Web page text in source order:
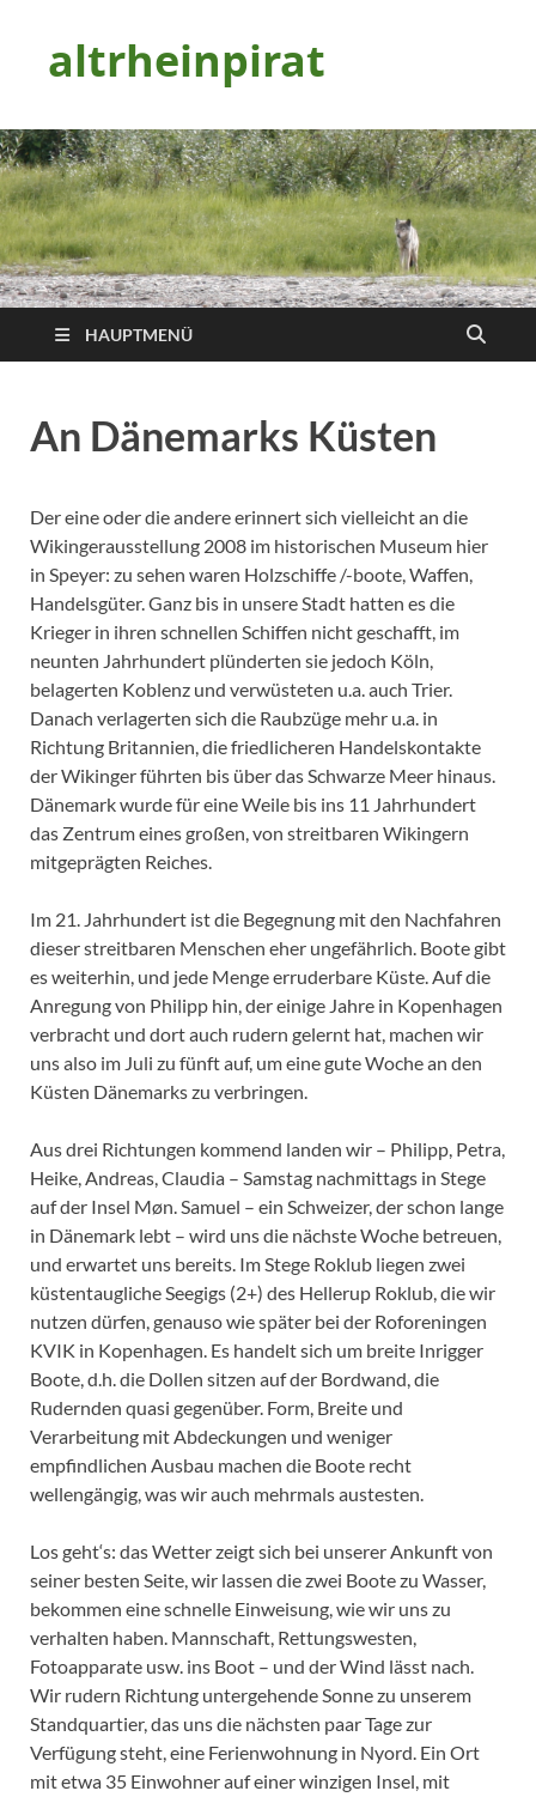
altrheinpirat
HAUPTMENÜ
An Dänemarks Küsten
Der eine oder die andere erinnert sich vielleicht an die
Wikingerausstellung 2008 im historischen Museum hier
in Speyer: zu sehen waren Holzschiffe /-boote, Waffen,
Handelsgüter. Ganz bis in unsere Stadt hatten es die
Krieger in ihren schnellen Schiffen nicht geschafft, im
neunten Jahrhundert plünderten sie jedoch Köln,
belagerten Koblenz und verwüsteten u.a. auch Trier.
Danach verlagerten sich die Raubzüge mehr u.a. in
Richtung Britannien, die friedlicheren Handelskontakte
der Wikinger führten bis über das Schwarze Meer hinaus.
Dänemark wurde für eine Weile bis ins 11 Jahrhundert
das Zentrum eines großen, von streitbaren Wikingern
mitgeprägten Reiches.
Im 21. Jahrhundert ist die Begegnung mit den Nachfahren
dieser streitbaren Menschen eher ungefährlich. Boote gibt
es weiterhin, und jede Menge erruderbare Küste. Auf die
Anregung von Philipp hin, der einige Jahre in Kopenhagen
verbracht und dort auch rudern gelernt hat, machen wir
uns also im Juli zu fünft auf, um eine gute Woche an den
Küsten Dänemarks zu verbringen.
Aus drei Richtungen kommend landen wir – Philipp, Petra,
Heike, Andreas, Claudia – Samstag nachmittags in Stege
auf der Insel Møn. Samuel – ein Schweizer, der schon lange
in Dänemark lebt – wird uns die nächste Woche betreuen,
und erwartet uns bereits. Im Stege Roklub liegen zwei
küstentaugliche Seegigs (2+) des Hellerup Roklub, die wir
nutzen dürfen, genauso wie später bei der Roforeningen
KVIK in Kopenhagen. Es handelt sich um breite Inrigger
Boote, d.h. die Dollen sitzen auf der Bordwand, die
Rudernden quasi gegenüber. Form, Breite und
Verarbeitung mit Abdeckungen und weniger
empfindlichen Ausbau machen die Boote recht
wellengängig, was wir auch mehrmals austesten.
Los geht‘s: das Wetter zeigt sich bei unserer Ankunft von
seiner besten Seite, wir lassen die zwei Boote zu Wasser,
bekommen eine schnelle Einweisung, wie wir uns zu
verhalten haben. Mannschaft, Rettungswesten,
Fotoapparate usw. ins Boot – und der Wind lässt nach.
Wir rudern Richtung untergehende Sonne zu unserem
Standquartier, das uns die nächsten paar Tage zur
Verfügung steht, eine Ferienwohnung in Nyord. Ein Ort
mit etwa 35 Einwohner auf einer winzigen Insel, mit